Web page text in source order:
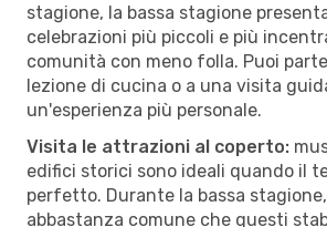
stagione, la bassa stagione
celebrazioni più piccoli e più
comunità con meno folla. Puoi
lezione di cucina o a una visita
un'esperienza più personale.
Visita le attrazioni al coperto:
edifici storici sono ideali quando il
perfetto. Durante la bassa
abbastanza comune che questi